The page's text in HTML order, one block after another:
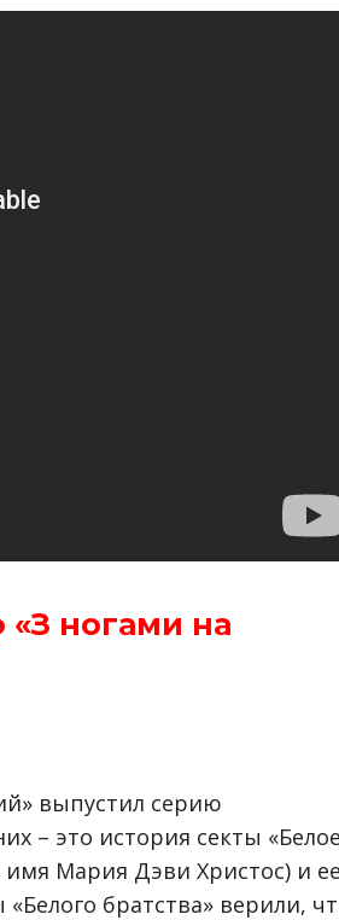
«З ногами на
выпустил серию
– это история секты
имя Мария Дэви Христос) и
братства» верили,